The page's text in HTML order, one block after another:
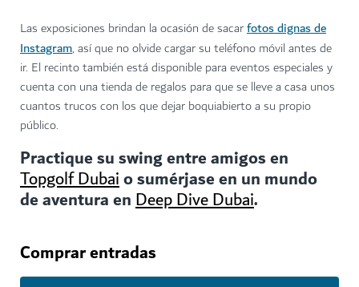
Las exposiciones brindan la ocasión de sacarfotos dignas de
Instagram, así que no olvide cargar su teléfono móvil antes de
ir. El recinto también está disponible para eventos especiales y
cuenta con una tienda de regalos para que se lleve a casa unos
cuantos trucos con los que dejar boquiabierto a su propio
público.
Practique su swing entre amigos en
Topgolf Dubaio sumérjase en un mundo
de aventura enDeep Dive Dubai.
Comprar entradas